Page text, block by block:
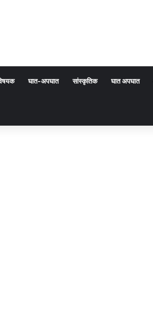
घात-अपघात सांस्कृतिक घात अपघात